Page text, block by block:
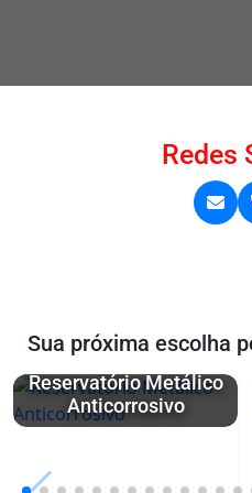
Redes
Sua próxima escolha
Reservatório Metálico
Anticorrosivo